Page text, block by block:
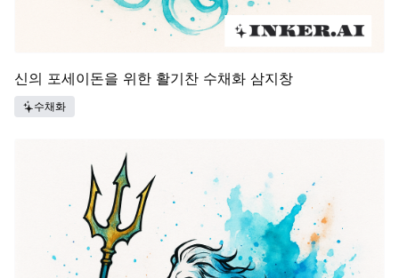
신의 포세이돈을 위한 활기찬 수채화 삼지창
수채화